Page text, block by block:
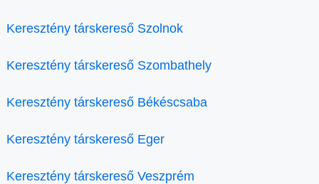
Keresztény társkereső Szolnok
Keresztény társkereső Szombathely
Keresztény társkereső Békéscsaba
Keresztény társkereső Eger
Keresztény társkereső Veszprém